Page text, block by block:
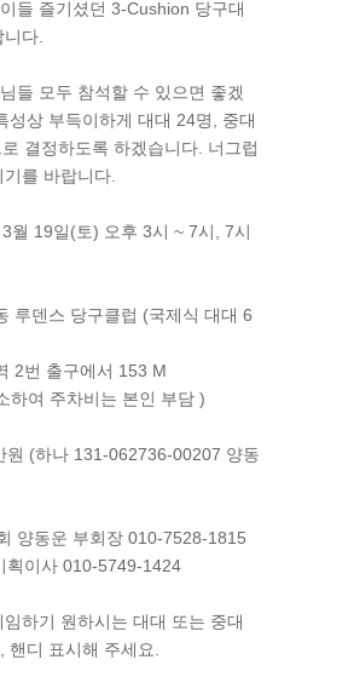
들 즐기셨던 3-Cushion 당구대
다.
들 모두 참석할 수 있으면 좋겠
성상 부득이하게 대대 24명, 중대
결정하도록 하겠습니다. 너그럽
를 바랍니다.
월 19일(토) 오후 3시 ~ 7시, 7시
루덴스 당구클럽 (국제식 대대 6
2번 출구에서 153 M
하여 주차비는 본인 부담 )
원 (하나 131-062736-00207 양동
양동운 부회장 010-7528-1815
획이사 010-5749-1424
하기 원하시는 대대 또는 중대
핸디 표시해 주세요.